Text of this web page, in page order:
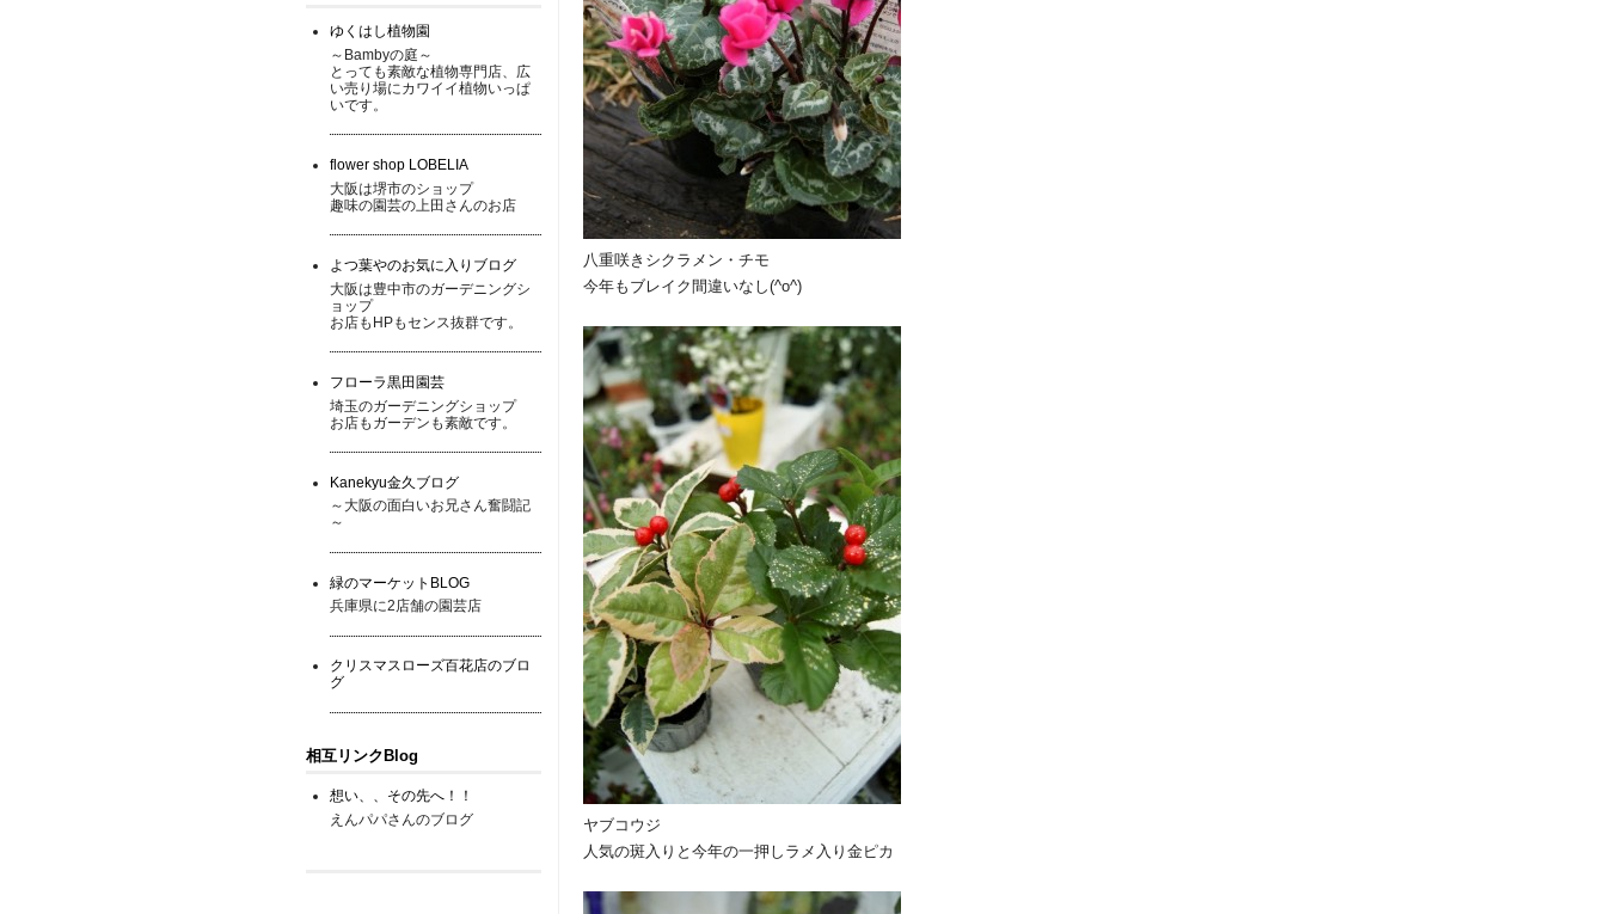
八重咲きシクラメン・チモ
今年もブレイク間違いなし(^o^)
ヤブコウジ
人気の斑入りと今年の一押しラメ入り金ピカ
ゆくはし植物園
～Bambyの庭～
とっても素敵な植物専門店、広
い売り場にカワイイ植物いっぱ
いです。
flower shop LOBELIA
大阪は堺市のショップ
趣味の園芸の上田さんのお店
よつ葉やのお気に入りブログ
大阪は豊中市のガーデニングシ
ョップ
お店もHPもセンス抜群です。
フローラ黒田園芸
埼玉のガーデニングショップ
お店もガーデンも素敵です。
Kanekyu金久ブログ
～大阪の面白いお兄さん奮闘記
～
緑のマーケットBLOG
兵庫県に2店舗の園芸店
クリスマスローズ百花店のブロ
グ
相互リンクBlog
想い、、その先へ！！
えんパパさんのブログ